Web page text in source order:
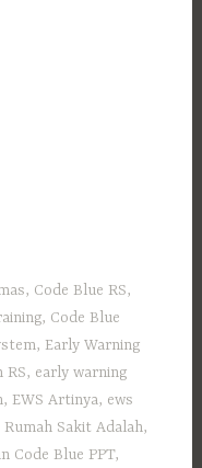
, Code Blue RS,
, Code Blue
, Early Warning
RS, early warning
, EWS Artinya, ews
Rumah Sakit Adalah,
Code Blue PPT,